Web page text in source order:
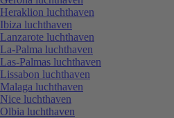
Heraklion luchthaven
Ibiza luchthaven
Lanzarote luchthaven
La-Palma luchthaven
Las-Palmas luchthaven
Lissabon luchthaven
Malaga luchthaven
Nice luchthaven
Olbia luchthaven